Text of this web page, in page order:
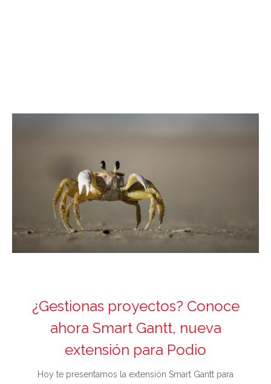
¿Gestionas proyectos? Conoce
ahora Smart Gantt, nueva
extensión para Podio
Hoy te presentamos la extensión Smart Gantt para